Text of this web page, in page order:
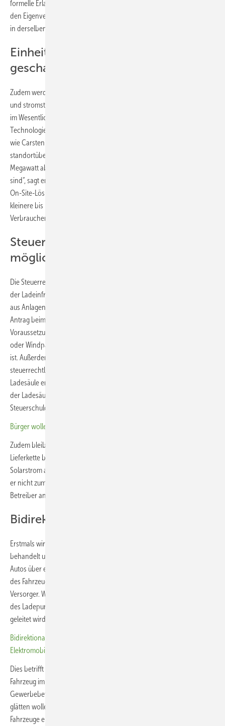
formelle Erlaubnis erforderlich ist. Diese Neuregelung soll sowohl für
den Eigenverbrauch als auch für Querlieferungen an andere Betreiber
in derselben Einspeiseinfrastruktur gelten.
Einheitlicher Anlagenbegriff
geschaffen
Zudem werde durch die Gesetzesnovelle erstmals ein einheitlicher
und stromsteuerrechtsübergreifender Anlagenbegriff geschaffen, der
im Wesentlichen auf die Stromerzeugung mittels derselben
Technologie durch denselben Betreiber am selben Standort abstellt,
wie Carsten Körnig erklärt. „In diesem Zuge wird endlich auch die
standortübergreifende Anlagenverklammerung für Anlagen bis zwei
Megawatt abgeschafft, die beim selben Direktvermarkter unter Vertrag
sind“, sagt er. „Dies kann beispielsweise für gewerbliche Anbieter von
On-Site-Lösungen hochspannend sein, die an vielen Standorten
kleinere bis mittelgroße Anlagen betreiben und aus diesen den
Verbrauchern vor Ort Strom liefern.“
Steuerbefreiung für Ladeparks
möglich
Die Steuerrechtsnovelle schafft auch Erleichterungen für den Betrieb
der Ladeinfrastruktur für Elektroautos. Denn für Ladestrom, der direkt
aus Anlagen größer zwei Megawatt bezogen wird, ist künftig auf
Antrag beim Hauptzollamt eine Stromsteuerbefreiung möglich.
Voraussetzung ist, dass die Ladesäulen direkt am Standort eines Solar-
oder Windparks betrieben werden, wie das oft bei Ladeparks der Fall
ist. Außerdem wurde der Stromverbrauch an der Ladesäule
steuerrechtlich neu eingeordnet. Jetzt gilt der Strom, der aus der
Ladesäule entnommen wird, als Letztverbrauch durch den Betreiber
der Ladesäule und nicht durch das E-Auto. Damit ist klar geregelt, wer
Steuerschuldner ist.
Bürger wollen Erneuerbare
Zudem bleibt die Steuerbefreiung von Solarstrom innerhalb einer
Lieferkette bestehen. Nimmt ein Dienstleister oder Versorger den
Solarstrom aus mehreren Anlagen ab und vermarktet ihn weiter, wird
er nicht zum Anlagenbetreiber. Dies gilt auch für Ladesäulen mehrerer
Betreiber an einem Standort.
Bidirektionales Laden berücksichtigt
Erstmals wird auch das bidirektionale Laden steuerrechtlich
behandelt und klar geregelt. Wird der Strom aus der Batterie des E-
Autos über einen Ladepunkt ins Netz eingespeist, gelten der Besitzer
des Fahrzeugs und auch der Betreiber der Ladesäule nicht als
Versorger. Wenn der Strom aus dem Elektroauto unmittelbar am Ort
des Ladepunkts verbraucht und nicht durch das Versorgungsnetz
geleitet wird, bleiben diese Strommengen steuerfrei.
Bidirektional Laden und Firmenflotten elektrifizieren: Unser Spezial zur
Elektromobilität
Dies betrifft unter anderem Hauseigentümer, die den Strom aus ihrem
Fahrzeug im Gebäude nutzen wollen. Dies gilt aber auch für
Gewerbebetriebe, die über das bidirektionale Laden Lastspitzen
glätten wollen. Voraussetzung ist, dass der aus den Batterien der
Fahrzeuge entnommene Strom nicht ins Netz eingespeist wird.